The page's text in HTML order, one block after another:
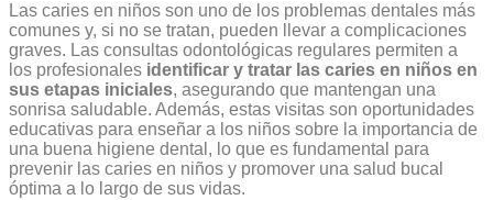
Las caries en niños son uno de los problemas dentales más
comunes y, si no se tratan, pueden llevar a complicaciones
graves. Las consultas odontológicas regulares permiten a
los profesionales identificar y tratar las caries en niños en
sus etapas iniciales, asegurando que mantengan una
sonrisa saludable. Además, estas visitas son oportunidades
educativas para enseñar a los niños sobre la importancia de
una buena higiene dental, lo que es fundamental para
prevenir las caries en niños y promover una salud bucal
óptima a lo largo de sus vidas.